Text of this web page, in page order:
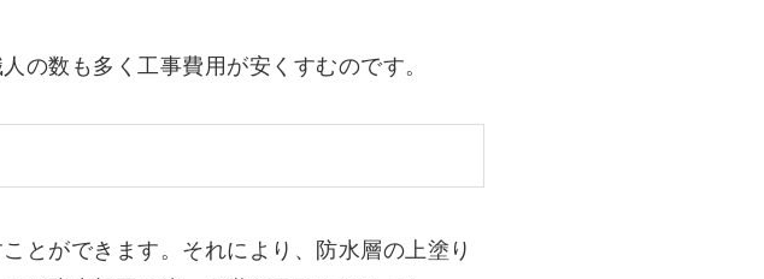
の数も多く工事費用が安くすむのです。
とができます。それにより、防水層の上塗り